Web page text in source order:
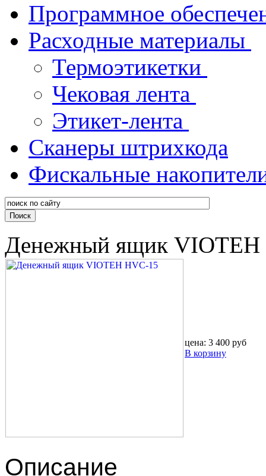
Программное
Расходные материалы
Термоэтикетки
Чековая лента
Этикет-лента
Сканеры штрихкода
Фискальные
Денежный ящик VIOTEH
цена: 3 400 руб
В корзину
Описание